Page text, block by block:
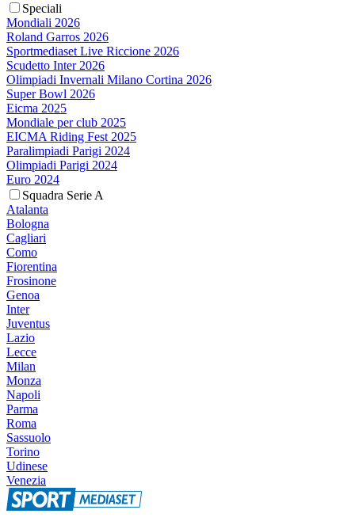
Speciali
Mondiali 2026
Roland Garros 2026
Sportmediaset Live Riccione 2026
Scudetto Inter 2026
Olimpiadi Invernali Milano Cortina 2026
Super Bowl 2026
Eicma 2025
Mondiale per club 2025
EICMA Riding Fest 2025
Paralimpiadi Parigi 2024
Olimpiadi Parigi 2024
Euro 2024
Squadra Serie A
Atalanta
Bologna
Cagliari
Como
Fiorentina
Frosinone
Genoa
Inter
Juventus
Lazio
Lecce
Milan
Monza
Napoli
Parma
Roma
Sassuolo
Torino
Udinese
Venezia